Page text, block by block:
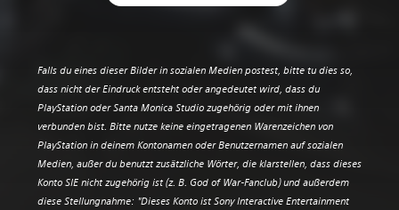
Falls du eines dieser Bilder in sozialen Medien postest, bitte tu dies so,
dass nicht der Eindruck entsteht oder angedeutet wird, dass du
PlayStation oder Santa Monica Studio zugehörig oder mit ihnen
verbunden bist. Bitte nutze keine eingetragenen Warenzeichen von
PlayStation in deinem Kontonamen oder Benutzernamen auf sozialen
Medien, außer du benutzt zusätzliche Wörter, die klarstellen, dass dieses
Konto SIE nicht zugehörig ist (z. B. God of War-Fanclub) und außerdem
diese Stellungnahme: "Dieses Konto ist Sony Interactive Entertainment